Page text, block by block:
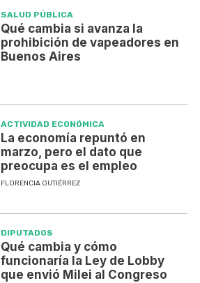
SALUD PÚBLICA
Qué cambia si avanza la
prohibición de vapeadores en
Buenos Aires
ACTIVIDAD ECONÓMICA
La economía repuntó en
marzo, pero el dato que
preocupa es el empleo
FLORENCIA GUTIÉRREZ
DIPUTADOS
Qué cambia y cómo
funcionaría la Ley de Lobby
que envió Milei al Congreso